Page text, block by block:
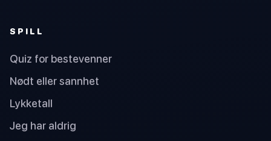
SPILL
Quiz for bestevenner
Nødt eller sannhet
Lykketall
Jeg har aldrig